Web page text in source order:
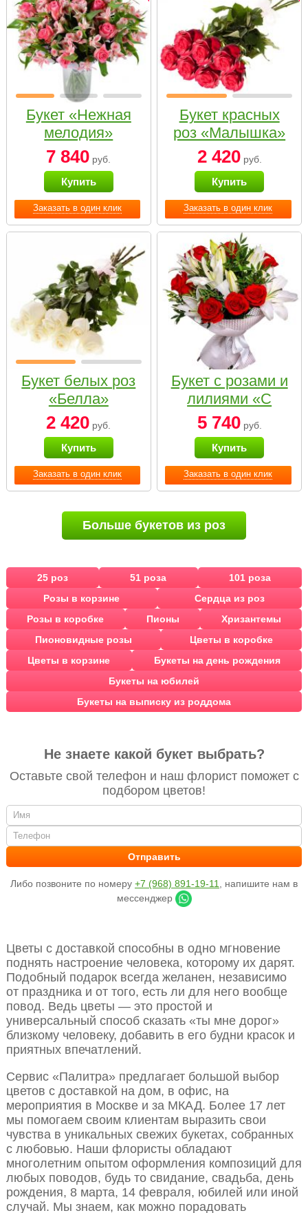
Заказать в один клик
Букет «Нежная
мелодия»
7 840 руб.
Купить
Заказать в один клик
Букет красных
роз «Малышка»
2 420руб.
Купить
Заказать в один клик
Букет белых роз
«Белла»
2 420 руб.
Купить
Заказать в один клик
Букет с розами и
лилиями «С
наилучшими
пожеланиями»
5 740руб.
Купить
Больше букетов из роз
25 роз 51 роза
101 роза
Розы в корзине
Сердца из роз
Розы в коробке
Пионы
Хризантемы
Пионовидные розы
Цветы в коробке
Цветы в корзине
Букеты на день рождения
Букеты на юбилей
Букеты на выписку из роддома
Не знаете какой букет выбрать?
Оставьте свой телефон и наш флорист поможет с
подбором цветов!
Либо позвоните по номеру +7 (968) 891-19-11
, напишите нам в
мессенджер
Цветы с доставкой способны в одно мгновение
поднять настроение человека, которому их дарят.
Подобный подарок всегда желанен, независимо
от праздника и от того, есть ли для него вообще
повод. Ведь цветы — это простой и
универсальный способ сказать «ты мне дорог»
близкому человеку, добавить в его будни красок и
приятных впечатлений.
Сервис «Палитра» предлагает большой выбор
цветов с доставкой на дом, в офис, на
мероприятия в Москве и за МКАД. Более 17 лет
мы помогаем своим клиентам выразить свои
чувства в уникальных свежих букетах, собранных
с любовью. Наши флористы обладают
многолетним опытом оформления композиций для
любых поводов, будь то свидание, свадьба, день
рождения, 8 марта, 14 февраля, юбилей или иной
случай. Мы знаем, как можно порадовать